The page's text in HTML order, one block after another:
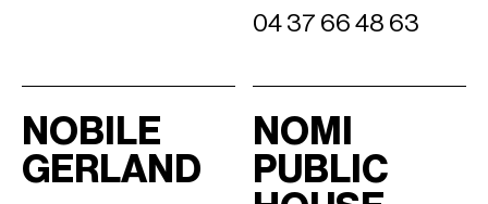
04 37 66 48 63
NOBILE
GERLAND
NOMI
PUBLIC